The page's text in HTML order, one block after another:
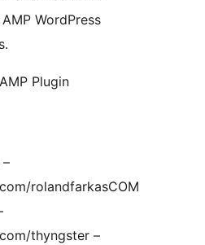
WordPress
Plugin
rolandfarkasCOM
thyngster –